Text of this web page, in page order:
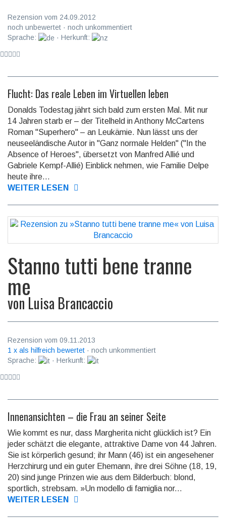
Rezension vom 24.09.2012
noch unbewertet · noch unkommentiert
Sprache:
· Herkunft:
Flucht: Das reale Leben im Virtuellen leben
Donalds Todestag jährt sich bald zum ersten Mal. Mit nur
14 Jahren starb er – der Titelheld in Anthony McCartens
Roman "Superhero" – an Leukämie. Nun lässt uns der
neuseeländische Autor in "Ganz normale Helden" ("In the
Absence of Heroes", übersetzt von Manfred Allié und
Gabriele Kempf-Allié) Einblick nehmen, wie Familie Delpe
heute ihre...
WEITER LESEN
Stanno tutti bene tranne
me
von Luisa Brancaccio
Rezension vom 09.11.2013
1 x als hilfreich bewertet · noch unkommentiert
Sprache:
· Herkunft:
Innenansichten – die Frau an seiner Seite
Wie kommt es nur, dass Margherita nicht glücklich ist? Ein
jeder schätzt die elegante, attraktive Dame von 44 Jahren.
Sie ist körperlich gesund; ihr Mann (46) ist ein angesehener
Herzchirurg und ein guter Ehe­mann, ihre drei Söhne (18, 19,
20) sind junge Prinzen wie aus dem Bilderbuch: blond,
sportlich, streb­sam. »Un modello di famiglia nor...
WEITER LESEN